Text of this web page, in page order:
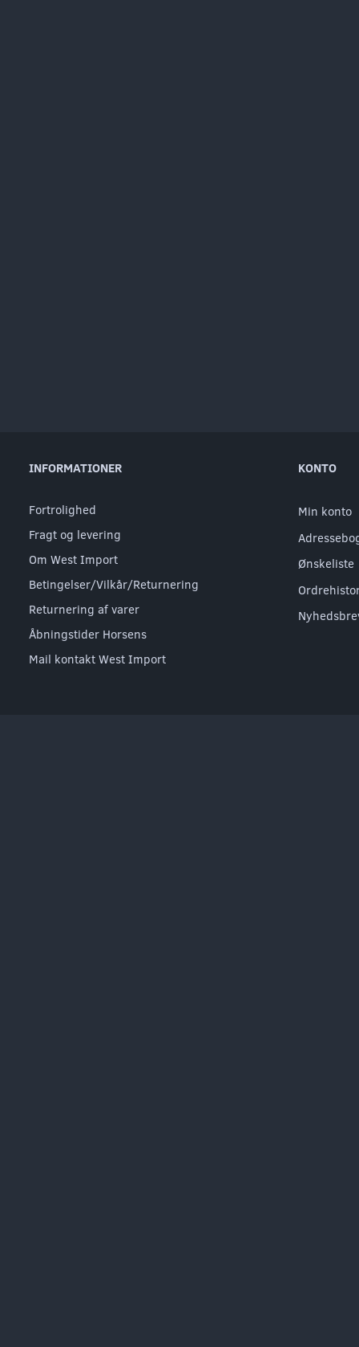
INFORMATIONER
Fortrolighed
Fragt og levering
Om West Import
Betingelser/Vilkår/Returnering
Returnering af varer
Åbningstider Horsens
Mail kontakt West Import
KONTO
Min konto
Ønskeliste